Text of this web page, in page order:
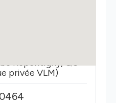
privée VLM)